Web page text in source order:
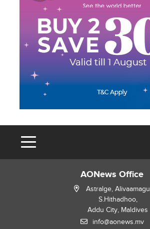
AONews Office
Astralge, Alivaamagu
S.Hithadhoo,
Addu City, Maldives
info@aonews.mv